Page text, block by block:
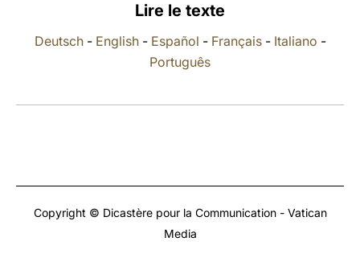
LATINE
Lire le texte
Deutsch- English- Español - Français- Italiano -
Português
Copyright © Dicastère pour la Communication - Vatican
Media